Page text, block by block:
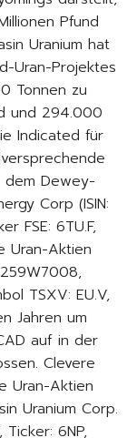
Pfund
Uranium hat
Uran-Projektes
Tonnen zu
und 294.000
Indicated für
Dewey-
Corp (ISIN:
FSE: 6TU.F,
Uran-Aktien
TSXV: EU.V,
Jahren um
auf in der
Clevere
Uran-Aktien
Uranium Corp.
Ticker: 6NP,